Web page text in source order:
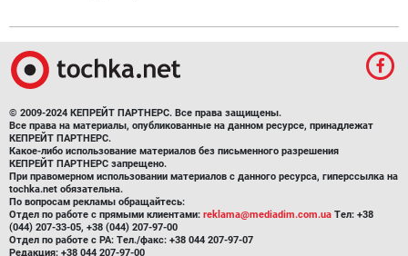
© 2009-2024 КЕПРЕЙТ ПАРТНЕРС. Все права защищены.
Все права на материалы, опубликованные на данном ресурсе, принадлежат
КЕПРЕЙТ ПАРТНЕРС.
Какое-либо использование материалов без письменного разрешения
КЕПРЕЙТ ПАРТНЕРС запрещено.
При правомерном использовании материалов с данного ресурса, гиперссылка на
tochka.net обязательна.
По вопросам рекламы обращайтесь:
Отдел по работе с прямыми клиентами: reklama@mediadim.com.ua Тел: +38
(044) 207-33-05, +38 (044) 207-97-00
Отдел по работе с РА: Тел./факс: +38 044 207-97-07
Редакция: +38 044 207-97-00